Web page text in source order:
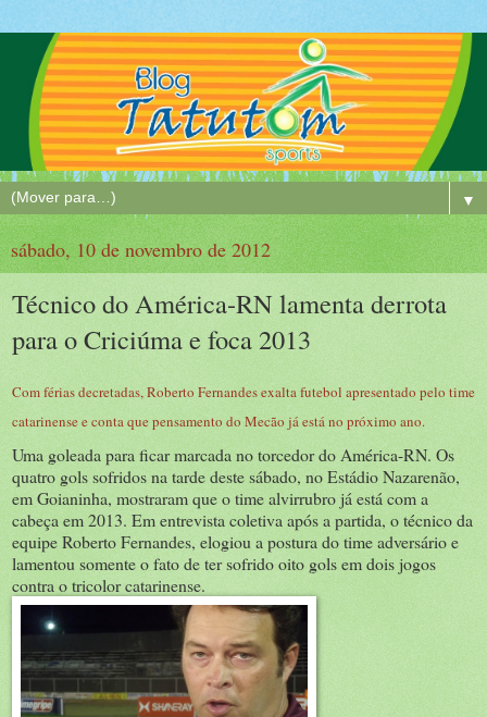
▼
sábado, 10 de novembro de 2012
Técnico do América-RN lamenta derrota
para o Criciúma e foca 2013
Com férias decretadas, Roberto Fernandes exalta futebol apresentado pelo time
catarinense e conta que pensamento do Mecão já está no próximo ano.
Uma goleada para ficar marcada no torcedor do América-RN. Os
quatro gols sofridos na tarde deste sábado, no Estádio Nazarenão,
em Goianinha, mostraram que o time alvirrubro já está com a
cabeça em 2013. Em entrevista coletiva após a partida, o técnico da
equipe Roberto Fernandes, elogiou a postura do time adversário e
lamentou somente o fato de ter sofrido oito gols em dois jogos
contra o tricolor catarinense.